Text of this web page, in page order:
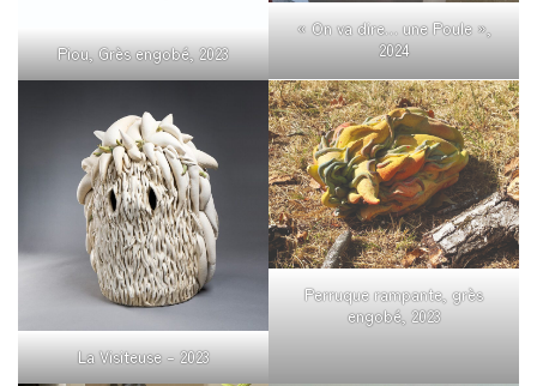
Piou, Grès engobé, 2023
« On va dire… une Poule »,
2024
La Visiteuse – 2023
Perruque rampante, grès
engobé, 2023